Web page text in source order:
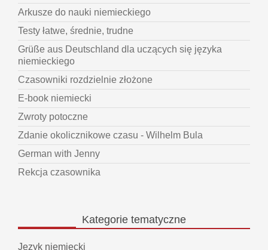
Arkusze do nauki niemieckiego
Testy łatwe, średnie, trudne
Grüße aus Deutschland dla uczących się języka
niemieckiego
Czasowniki rozdzielnie złożone
E-book niemiecki
Zwroty potoczne
Zdanie okolicznikowe czasu - Wilhelm Bula
German with Jenny
Rekcja czasownika
Kategorie tematyczne
Język niemiecki